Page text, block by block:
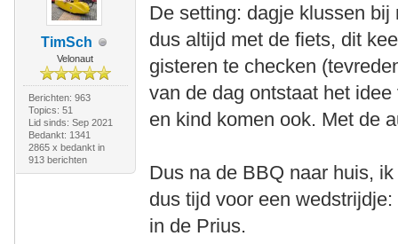
TimSch
Velonaut
Berichten: 963
Topics: 51
Lid sinds: Sep 2021
Bedankt: 1341
2865 x bedankt in
913 berichten
De setting: dagje klussen
dus altijd met de fiets, dit
gisteren te checken
van de dag ontstaat het
en kind komen ook. Met de
Dus na de BBQ naar huis,
dus tijd voor een
in de Prius.